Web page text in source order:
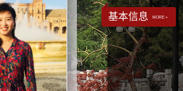
基本信息 MORE +